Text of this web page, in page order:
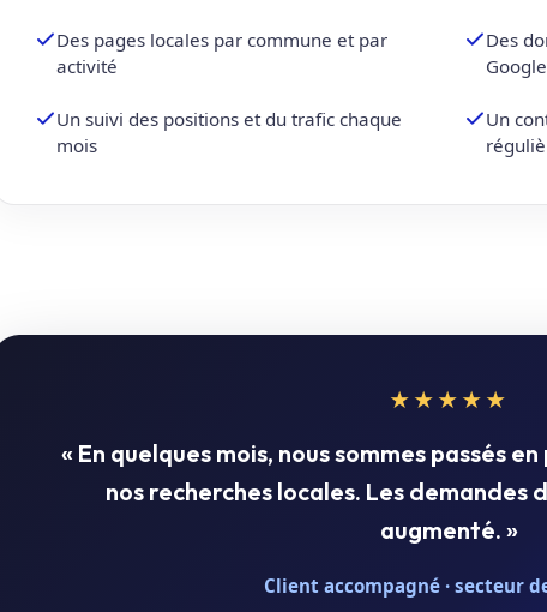
Des pages locales par commune et par
activité
Des
Un suivi des positions et du trafic chaque
mois
Un
★★★★★
« En quelques mois, nous sommes passés
nos recherches locales. Les demandes
augmenté. »
Client accompagné · secteur